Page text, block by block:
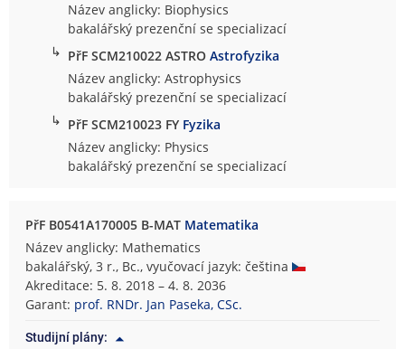
Název anglicky: Biophysics
bakalářský prezenční se specializací
↳ PřF SCM210022 ASTROAstrofyzika
Název anglicky: Astrophysics
bakalářský prezenční se specializací
↳ PřF SCM210023 FY Fyzika
Název anglicky: Physics
bakalářský prezenční se specializací
PřF B0541A170005 B-MAT Matematika
Název anglicky: Mathematics
bakalářský, 3 r., Bc., vyučovací jazyk: čeština
Akreditace: 5. 8. 2018 – 4. 8. 2036
Garant: prof. RNDr. Jan Paseka, CSc.
Studijní plány: